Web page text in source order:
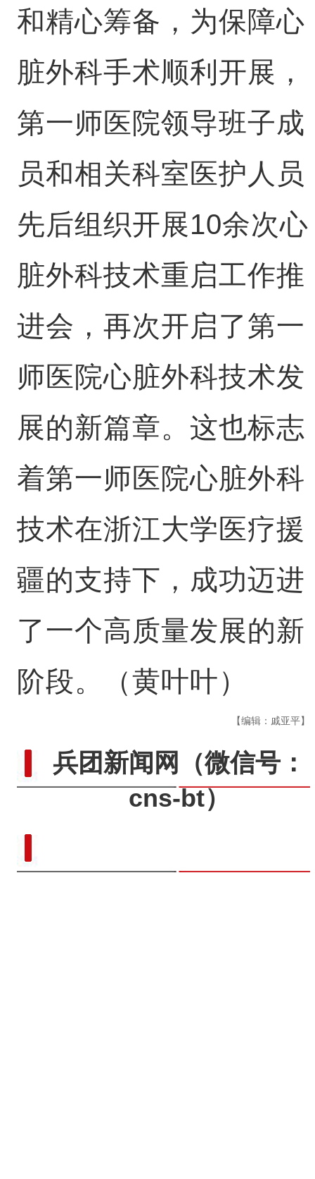
和精心筹备，为保障心
脏外科手术顺利开展，
第一师医院领导班子成
员和相关科室医护人员
先后组织开展10余次心
脏外科技术重启工作推
进会，再次开启了第一
师医院心脏外科技术发
展的新篇章。这也标志
着第一师医院心脏外科
技术在浙江大学医疗援
疆的支持下，成功迈进
了一个高质量发展的新
阶段。（黄叶叶）
【编辑：戚亚平】
兵团新闻网
（微信号：
cns-bt）